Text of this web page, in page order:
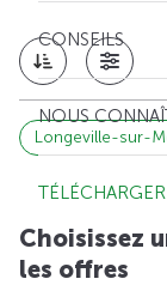
CONSEILS
NOUS
Longeville-sur-
Choisissez
les offres